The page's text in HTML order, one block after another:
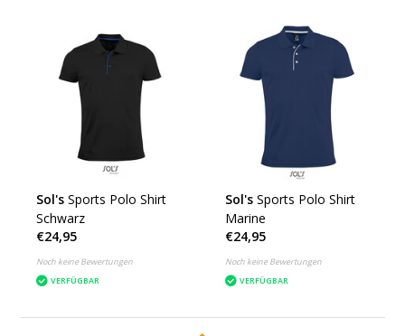
Sol's Sports Polo Shirt
Schwarz
€24,95
Noch keine Bewertungen
VERFÜGBAR
Sol's Sports Polo Shirt
Marine
€24,95
Noch keine Bewertungen
VERFÜGBAR